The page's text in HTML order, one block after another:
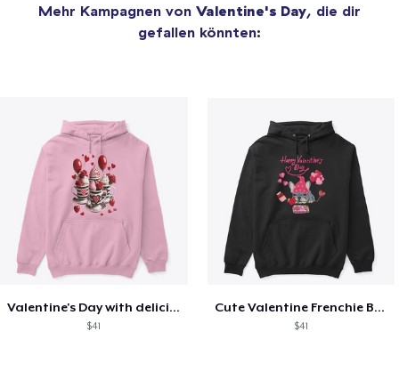
Mehr Kampagnen von Valentine's Day, die dir
gefallen könnten:
Valentine's Day with delicious food
$41
Cute Valentine Frenchie Bulldog
$41